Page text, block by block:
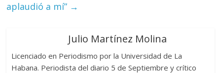
aplaudió a mí” →
Julio Martínez Molina
Licenciado en Periodismo por la Universidad de La
Habana. Periodista del diario 5 de Septiembre y crítico